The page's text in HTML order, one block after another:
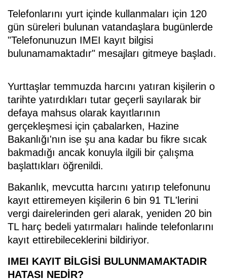
Telefonlarını yurt içinde kullanmaları için 120
gün süreleri bulunan vatandaşlara bugünlerde
"Telefonunuzun IMEI kayıt bilgisi
bulunamamaktadır" mesajları gitmeye başladı.
Yurttaşlar temmuzda harcını yatıran kişilerin o
tarihte yatırdıkları tutar geçerli sayılarak bir
defaya mahsus olarak kayıtlarının
gerçekleşmesi için çabalarken, Hazine
Bakanlığı'nın ise şu ana kadar bu fikre sıcak
bakmadığı ancak konuyla ilgili bir çalışma
başlattıkları öğrenildi.
Bakanlık, mevcutta harcını yatırıp telefonunu
kayıt ettiremeyen kişilerin 6 bin 91 TL'lerini
vergi dairelerinden geri alarak, yeniden 20 bin
TL harç bedeli yatırmaları halinde telefonlarını
kayıt ettirebileceklerini bildiriyor.
IMEI KAYIT BİLGİSİ BULUNMAMAKTADIR
HATASI NEDİR?